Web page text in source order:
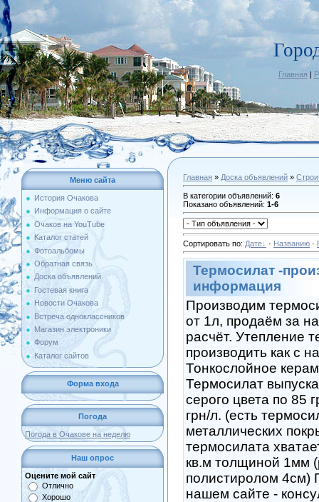
Главная |
Меню сайта
История Очакова
Информация о сайте
Очаков на YouTube
Каталог статей
Фотоальбомы
Обратная связь
Доска объявлений
Гостевая книга
Новости Очакова
Встреча одноклассников
Магазин электроники
Форум
Каталог сайтов
Форма входа
Погода
Погода в Очакове на неделю
Наш опрос
Оцените мой сайт
Отлично
Хорошо
Главная » Доска объявлений »
В категории объявлений: 6
Показано объявлений: 1-6
Сортировать по: Дате · Названию ·
Термосилат -
информация
Производим
от 1л, продаём за
расчёт. Утепление
производить как с
Тонкослойное
Термосилат
серого цвета по 85
грн/л. (есть
металлических
термосилата
кв.м толщиной 1мм
полистиролом
нашем сайте -